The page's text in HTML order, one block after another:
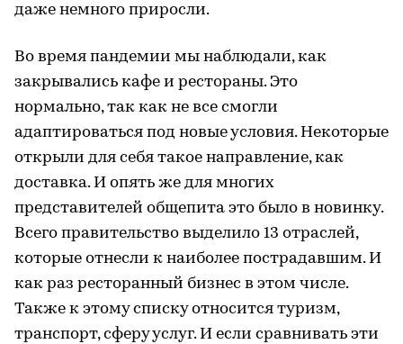
даже немного приросли.
Во время пандемии мы наблюдали, как
закрывались кафе и рестораны. Это
нормально, так как не все смогли
адаптироваться под новые условия. Некоторые
открыли для себя такое направление, как
доставка. И опять же для многих
представителей общепита это было в новинку.
Всего правительство выделило 13 отраслей,
которые отнесли к наиболее пострадавшим. И
как раз ресторанный бизнес в этом числе.
Также к этому списку относится туризм,
транспорт, сферу услуг. И если сравнивать эти